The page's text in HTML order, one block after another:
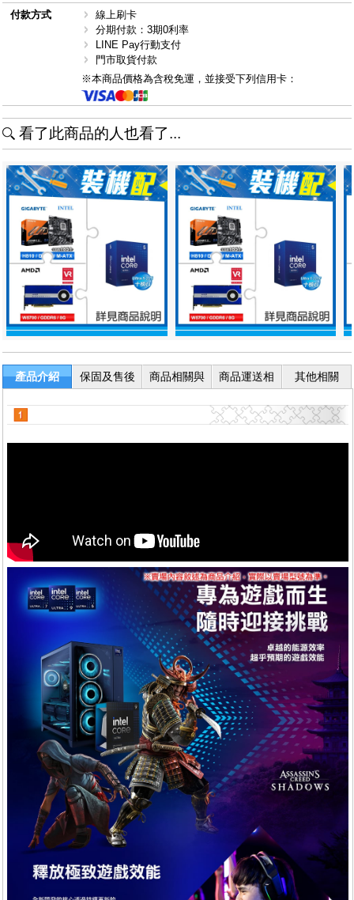
付款方式
線上刷卡
分期付款：3期0利率
LINE Pay行動支付
門市取貨付款
※本商品價格為含稅免運，並接受下列信用卡：
看了此商品的人也看了...
產品介紹
保固及售後
商品相關與
商品運送相
其他相關